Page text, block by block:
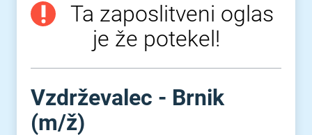
Ta zaposlitveni oglas
je že potekel!
Vzdrževalec - Brnik
(m⁠/⁠ž)